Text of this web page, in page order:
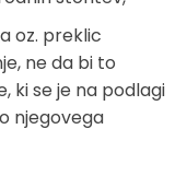
oz. preklic
ne da bi to
ki se je na podlagi
njegovega